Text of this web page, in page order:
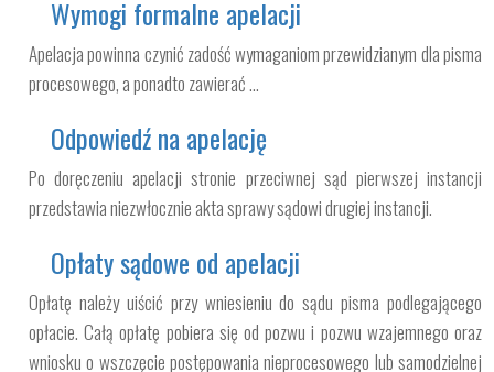
Wymogi formalne apelacji
Apelacja powinna czynić zadość wymaganiom przewidzianym dla pisma
procesowego, a ponadto zawierać ...
Odpowiedź na apelację
Po doręczeniu apelacji stronie przeciwnej sąd pierwszej instancji
przedstawia niezwłocznie akta sprawy sądowi drugiej instancji.
Opłaty sądowe od apelacji
Opłatę należy uiścić przy wniesieniu do sądu pisma podlegającego
opłacie. Całą opłatę pobiera się od pozwu i pozwu wzajemnego oraz
wniosku o wszczęcie postępowania nieprocesowego lub samodzielnej